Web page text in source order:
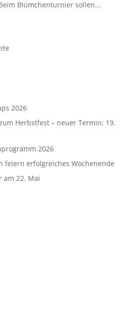
Blümchenturnier sollen...
2026
Herbstfest – neuer Termin: 19.
2026
feiern erfolgreiches Wochenende
am 22. Mai